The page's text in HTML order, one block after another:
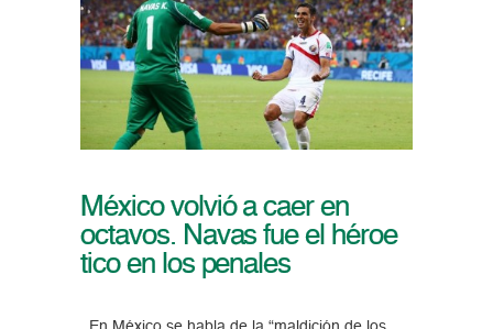
México volvió a caer en
octavos. Navas fue el héroe
tico en los penales